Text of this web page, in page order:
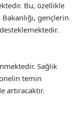
Bu, özellikle
gençlerin
Sağlık
temin